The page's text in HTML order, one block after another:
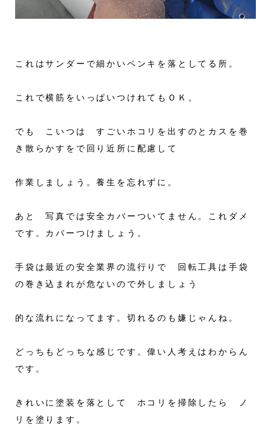
これはサンダーで細かいペンキを落としてる所。
これで横筋をいっぱいつけれてもＯＫ。
でも こいつは すごいホコリを出すのとカスを巻
き散らかすをで回り近所に配慮して
作業しましょう。養生を忘れずに。
あと 写真では安全カバーついてません。これダメ
です。カバーつけましょう。
手袋は最近の安全業界の流行りで 回転工具は手袋
の巻き込まれが危ないので外しましょう
的な流れになってます。切れるのも嫌じゃんね。
どっちもどっちな感じです。偉い人考えはわからん
です。
きれいに塗装を落として ホコリを掃除したら ノ
リを塗ります。